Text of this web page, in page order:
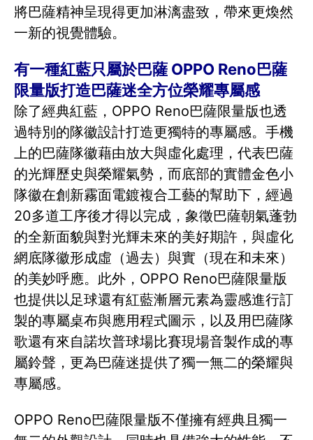
將巴薩精神呈現得更加淋漓盡致，帶來更煥然
一新的視覺體驗。
有一種紅藍只屬於巴薩 OPPO Reno巴薩
限量版打造巴薩迷全方位榮耀專屬感
除了經典紅藍，OPPO Reno巴薩限量版也透
過特別的隊徽設計打造更獨特的專屬感。手機
上的巴薩隊徽藉由放大與虛化處理，代表巴薩
的光輝歷史與榮耀氣勢，而底部的實體金色小
隊徽在創新霧面電鍍複合工藝的幫助下，經過
20多道工序後才得以完成，象徵巴薩朝氣蓬勃
的全新面貌與對光輝未來的美好期許，與虛化
網底隊徽形成虛（過去）與實（現在和未來）
的美妙呼應。此外，OPPO Reno巴薩限量版
也提供以足球還有紅藍漸層元素為靈感進行訂
製的專屬桌布與應用程式圖示，以及用巴薩隊
歌還有來自諾坎普球場比賽現場音製作成的專
屬鈴聲，更為巴薩迷提供了獨一無二的榮耀與
專屬感。
OPPO Reno巴薩限量版不僅擁有經典且獨一